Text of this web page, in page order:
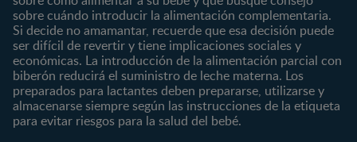
Escolar
Marcas
CERELAC®
GERBER®
KLIM®
NAN® 3
Productos
Cereales Infantiles
Compotas y galletas
Fórmulas Infantiles
sobre cuándo introducir la alimentación complementaria.
Si decide no amamantar, recuerde que esa decisión puede
ser difícil de revertir y tiene implicaciones sociales y
económicas. La introducción de la alimentación parcial con
biberón reducirá el suministro de leche materna. Los
preparados para lactantes deben prepararse, utilizarse y
almacenarse siempre según las instrucciones de la etiqueta
para evitar riesgos para la salud del bebé.